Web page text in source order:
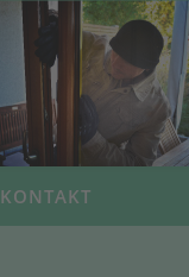
KONTAKT